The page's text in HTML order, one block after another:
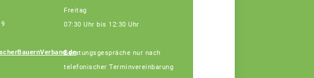
Freitag
07:30 Uhr bis 12:30 Uhr
Beratungsgespräche nur nach
telefonischer Terminvereinbarung